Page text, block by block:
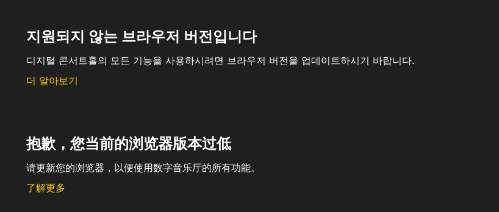
지원되지 않는 브라우저 버전입니다
디지털 콘서트홀의 모든 기능을 사용하시려면 브라우저 버전을 업데이트하시기 바랍니다.
더 알아보기
抱歉，您当前的浏览器版本过低
请更新您的浏览器，以便使用数字音乐厅的所有功能。
了解更多